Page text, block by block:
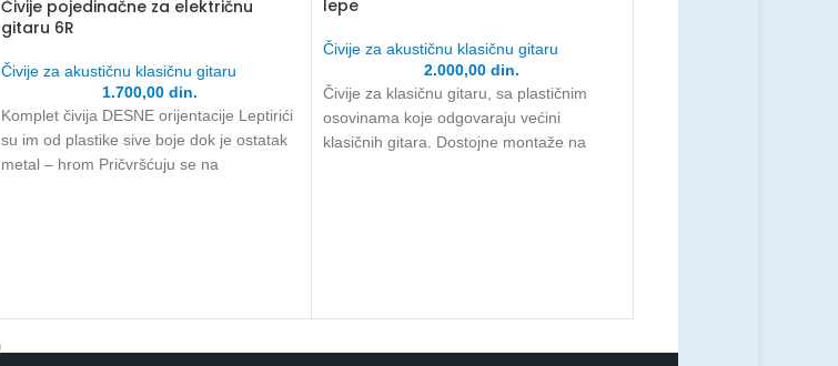
Čivije pojedinačne za električnu
gitaru 6R
Čivije za akustičnu klasičnu gitaru
1.700,00din.
Komplet čivija DESNE orijentacije Leptirići
su im od plastike sive boje dok je ostatak
metal – hrom Pričvršćuju se na
lepe
Čivije za akustičnu klasičnu gitaru
2.000,00 din.
Čivije za klasičnu gitaru, sa plastičnim
osovinama koje odgovaraju većini
klasičnih gitara. Dostojne montaže na